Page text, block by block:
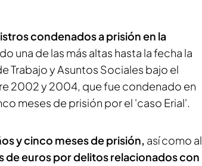
condenados a prisión en la
una de las más altas hasta la fecha la
Trabajo y Asuntos Sociales bajo el
2002 y 2004, que fue condenado en
meses de prisión por el 'caso Erial'.
y cinco meses de prisión, así como al
de euros por delitos relacionados con